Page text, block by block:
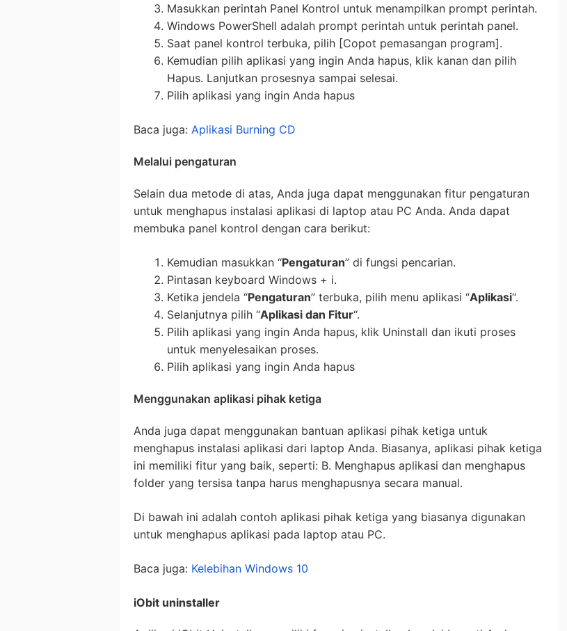
Masukkan perintah Panel Kontrol untuk menampilkan prompt perintah.
Windows PowerShell adalah prompt perintah untuk perintah panel.
Saat panel kontrol terbuka, pilih [Copot pemasangan program].
Kemudian pilih aplikasi yang ingin Anda hapus, klik kanan dan pilih
Hapus. Lanjutkan prosesnya sampai selesai.
Pilih aplikasi yang ingin Anda hapus
Baca juga: Aplikasi Burning CD
Melalui pengaturan
Selain dua metode di atas, Anda juga dapat menggunakan fitur pengaturan
untuk menghapus instalasi aplikasi di laptop atau PC Anda. Anda dapat
membuka panel kontrol dengan cara berikut:
Kemudian masukkan “Pengaturan” di fungsi pencarian.
Pintasan keyboard Windows + i.
Ketika jendela “Pengaturan” terbuka, pilih menu aplikasi “Aplikasi“.
Selanjutnya pilih “Aplikasi dan Fitur“.
Pilih aplikasi yang ingin Anda hapus, klik Uninstall dan ikuti proses
untuk menyelesaikan proses.
Pilih aplikasi yang ingin Anda hapus
Menggunakan aplikasi pihak ketiga
Anda juga dapat menggunakan bantuan aplikasi pihak ketiga untuk
menghapus instalasi aplikasi dari laptop Anda. Biasanya, aplikasi pihak ketiga
ini memiliki fitur yang baik, seperti: B. Menghapus aplikasi dan menghapus
folder yang tersisa tanpa harus menghapusnya secara manual.
Di bawah ini adalah contoh aplikasi pihak ketiga yang biasanya digunakan
untuk menghapus aplikasi pada laptop atau PC.
Baca juga: Kelebihan Windows 10
iObit uninstaller